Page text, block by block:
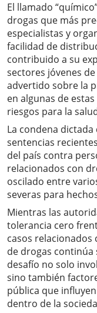
El llamado
drogas que más
especialistas y
facilidad de
contribuido a su
sectores jóvenes
advertido sobre la
en algunas de
riesgos para la
La condena
sentencias
del país contra
relacionados con
oscilado entre
severas para
Mientras las
tolerancia cero
casos relacionados
de drogas continúa
desafío no solo
sino también
pública que
dentro de la